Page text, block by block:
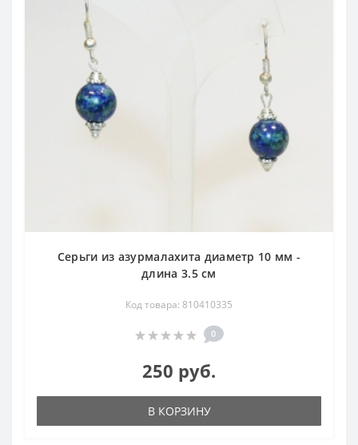
Серьги из азурмалахита диаметр 10 мм -
длина 3.5 см
Код товара: 810410335
0
250 руб.
В КОРЗИНУ